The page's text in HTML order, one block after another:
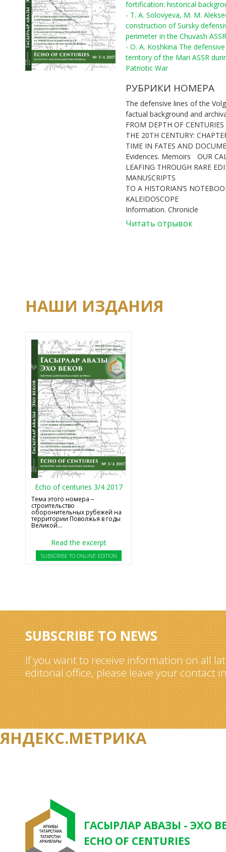
fortification: historical
- T. A. Solovyeva, M. M.
construction of Sursky
perimeter in the Chuvash ASSR
- O. A. Koshkina The
territory of the Mari ASSR
Patriotic War
РУБРИКИ НОМЕРА
The defensive lines of the
factual background and
FROM DEPTH OF CENTURIES
THE 20TH CENTURY:
TIME IN FATES AND
Evidences. Memoirs
OUR
LEAFING THROUGH RARE
MANUSCRIPTS
TO A HISTORIAN’S
KALEIDOSCOPE
Information. Chronicle
Читать отрывок
НАШИ ИЗДАНИЯ
Echo of centuries 3/4 2017
Тема этого номера ‒
строительство
оборонительных рубежей на
территории Поволжья в годы
Великой...
Read the excerpt
SUBSCRIBE TO ONLINE EDITION
SUBSCRIBE TO NEWS
If you want to receive information on all
editorial office, please leave your contact
ЯНДЕКС.МЕТРИКА
ГАСЫРЛАР АВАЗЫ - ЭХО
ECHO OF CENTURIES